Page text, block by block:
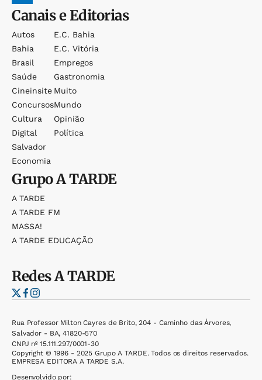
Canais e Editorias
Autos
Bahia
Brasil
Saúde
Cineinsite
Concursos
Cultura
Digital
Salvador
Economia
E.c. Bahia
E.c. Vitória
Empregos
Gastronomia
Muito
Mundo
Opinião
Política
GrupoA TARDE
A TARDE
A TARDE FM
MASSA!
A TARDE EDUCAÇÃO
RedesA TARDE
Rua Professor Milton Cayres de Brito, 204 - Caminho das Árvores,
Salvador - BA, 41820-570
CNPJ nº 15.111.297/0001-30
Copyright © 1996 - 2025 Grupo A TARDE. Todos os direitos reservados.
EMPRESA EDITORA A TARDE S.A.
Desenvolvido por: